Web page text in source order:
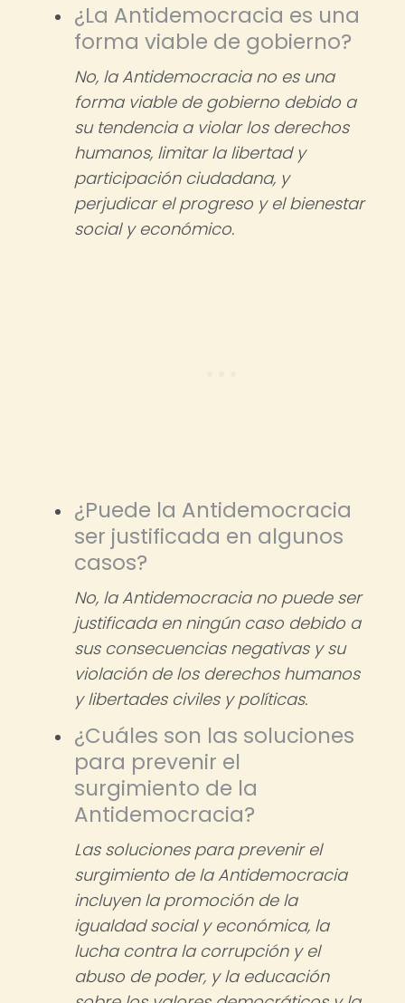
¿La Antidemocracia es una
forma viable de gobierno?
No, la Antidemocracia no es una
forma viable de gobierno debido a
su tendencia a violar los derechos
humanos, limitar la libertad y
participación ciudadana, y
perjudicar el progreso y el bienestar
social y económico.
¿Puede la Antidemocracia
ser justificada en algunos
casos?
No, la Antidemocracia no puede ser
justificada en ningún caso debido a
sus consecuencias negativas y su
violación de los derechos humanos
y libertades civiles y políticas.
¿Cuáles son las soluciones
para prevenir el
surgimiento de la
Antidemocracia?
Las soluciones para prevenir el
surgimiento de la Antidemocracia
incluyen la promoción de la
igualdad social y económica, la
lucha contra la corrupción y el
abuso de poder, y la educación